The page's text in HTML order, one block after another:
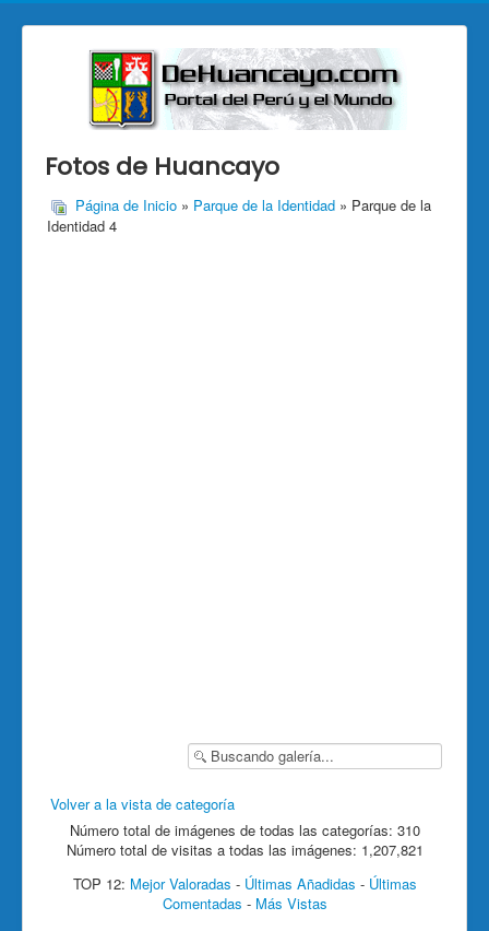
Fotos de Huancayo
Página de Inicio » Parque de la Identidad » Parque de la
Identidad 4
Volver a la vista de categoría
Número total de imágenes de todas las categorías: 310
Número total de visitas a todas las imágenes: 1,207,821
TOP 12: Mejor Valoradas - Últimas Añadidas - Últimas
Comentadas - Más Vistas